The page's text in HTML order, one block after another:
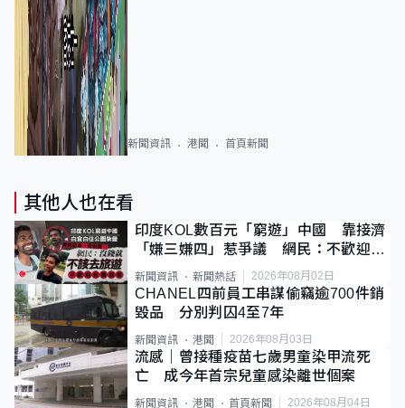
新聞資訊 港聞 首頁新聞
其他人也在看
印度KOL數百元「窮遊」中國 靠接濟
「嫌三嫌四」惹爭議 網民：不歡迎劣
質旅客
新聞資訊 新聞熱話 2026年08月02日
CHANEL四前員工串謀偷竊逾700件銷
毀品 分別判囚4至7年
新聞資訊 港聞 2026年08月03日
流感｜曾接種疫苗七歲男童染甲流死
亡 成今年首宗兒童感染離世個案
新聞資訊 港聞 首頁新聞 2026年08月04日